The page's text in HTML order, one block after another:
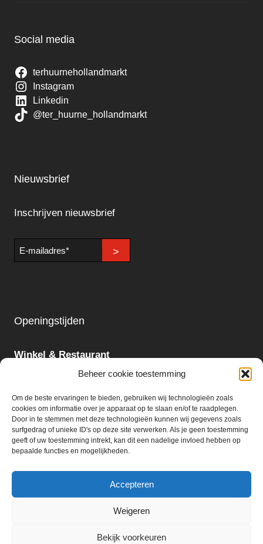
Beheer cookie toestemming
Om de beste ervaringen te bieden, gebruiken wij technologieën zoals
cookies om informatie over je apparaat op te slaan en/of te raadplegen.
Door in te stemmen met deze technologieën kunnen wij gegevens zoals
surfgedrag of unieke ID's op deze site verwerken. Als je geen toestemming
geeft of uw toestemming intrekt, kan dit een nadelige invloed hebben op
bepaalde functies en mogelijkheden.
Accepteren
Weigeren
Bekijk voorkeuren
Social media
terhuurnehollandmarkt
Instagram
Linkedin
@ter_huurne_hollandmarkt
Nieuwsbrief
Inschrijven nieuwsbrief
E-
mailadres
>
Openingstijden
Winkel & Restaurant
Maandag - Zondag
Slijterij:
Maandag - Zaterdag
09:00 - 18:00